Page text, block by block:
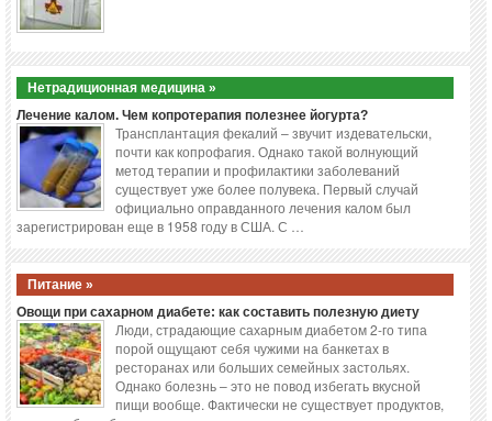
Нетрадиционная медицина »
Лечение калом. Чем копротерапия полезнее йогурта?
Трансплантация фекалий – звучит издевательски,
почти как копрофагия. Однако такой волнующий
метод терапии и профилактики заболеваний
существует уже более полувека. Первый случай
официально оправданного лечения калом был
зарегистрирован еще в 1958 году в США. С …
Питание »
Овощи при сахарном диабете: как составить полезную диету
Люди, страдающие сахарным диабетом 2-го типа
порой ощущают себя чужими на банкетах в
ресторанах или больших семейных застольях.
Однако болезнь – это не повод избегать вкусной
пищи вообще. Фактически не существует продуктов,